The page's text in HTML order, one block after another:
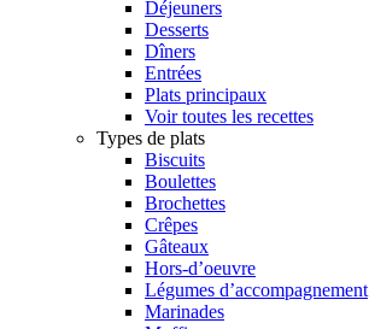
Déjeuners
Desserts
Dîners
Entrées
Plats principaux
Voir toutes les recettes
Types de plats
Biscuits
Boulettes
Brochettes
Crêpes
Gâteaux
Hors-d’oeuvre
Légumes d’accompagnement
Marinades